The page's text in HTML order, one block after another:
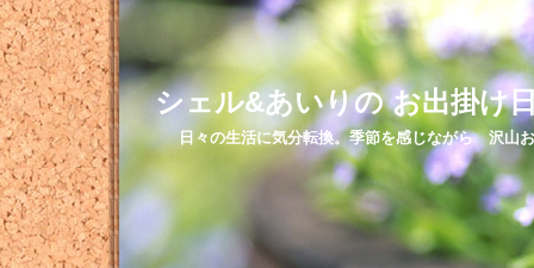
シェル&あいりの お出掛け
日々の生活に気分転換。季節を感じながら 沢山